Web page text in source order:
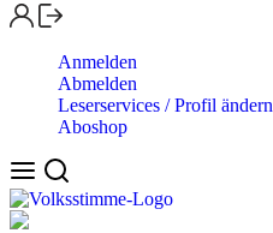
Anmelden
Abmelden
Leserservices / Profil ändern
Aboshop